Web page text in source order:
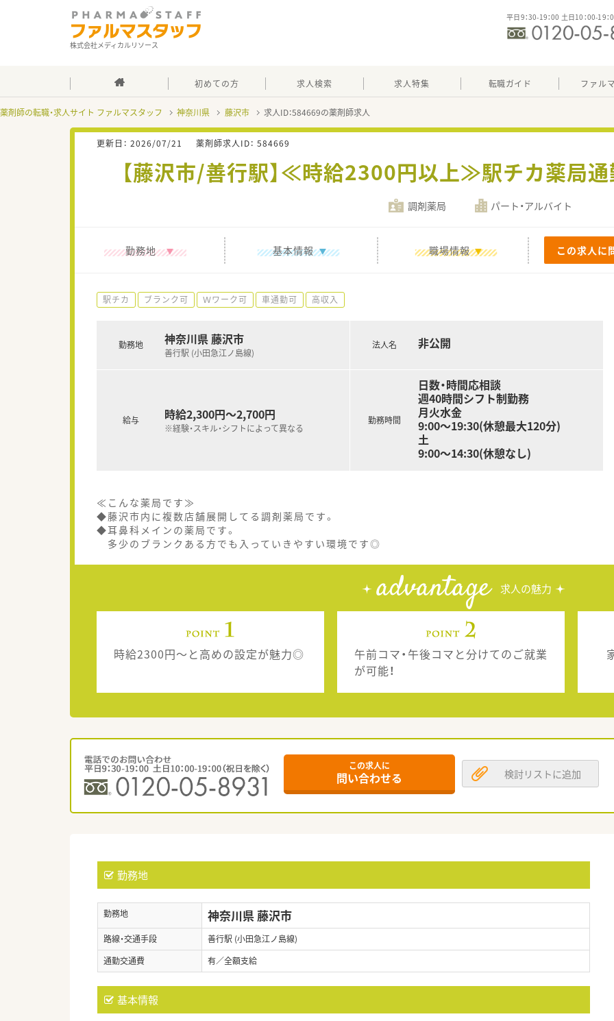
株式会社メディカルリソース
平日9：30-19：00 土日10：00-19：
初めての方 求人検索 求人特集 転職ガイド ファル
薬剤師の転職・求人サイト ファルマスタッフ 神奈川県 藤沢市 求人ID：584669の薬剤師求人
更新日： 2026/07/21 薬剤師求人ID： 584669
【藤沢市/善行駅】≪時給2300円以上≫駅チカ薬局
調剤薬局 パート・アルバイト
勤務地 基本情報 職場情報 この求人に
駅チカ ブランク可 Ｗワーク可 車通勤可 高収入
勤務地 神奈川県 藤沢市
善行駅 (小田急江ノ島線)
給与 時給2,300円～2,700円
※経験・スキル・シフトによって異なる
法人名 非公開
勤務時間
日数・時間応相談
週40時間シフト制勤務
月火水金
9:00～19:30(休憩最大120分)
土
9:00～14:30(休憩なし)
≪こんな薬局です≫
◆藤沢市内に複数店舗展開してる調剤薬局です。
◆耳鼻科メインの薬局です。
多少のブランクある方でも入っていきやすい環境です◎
advantage 求人の魅力
時給2300円～と高めの設定が魅力◎
午前コマ・午後コマと分けてのご就業
が可能！
この求人に
問い合わせる 検討リストに追加
勤務地
勤務地 神奈川県 藤沢市
路線・交通手段
善行駅 (小田急江ノ島線)
通勤交通費
有／全額支給
基本情報